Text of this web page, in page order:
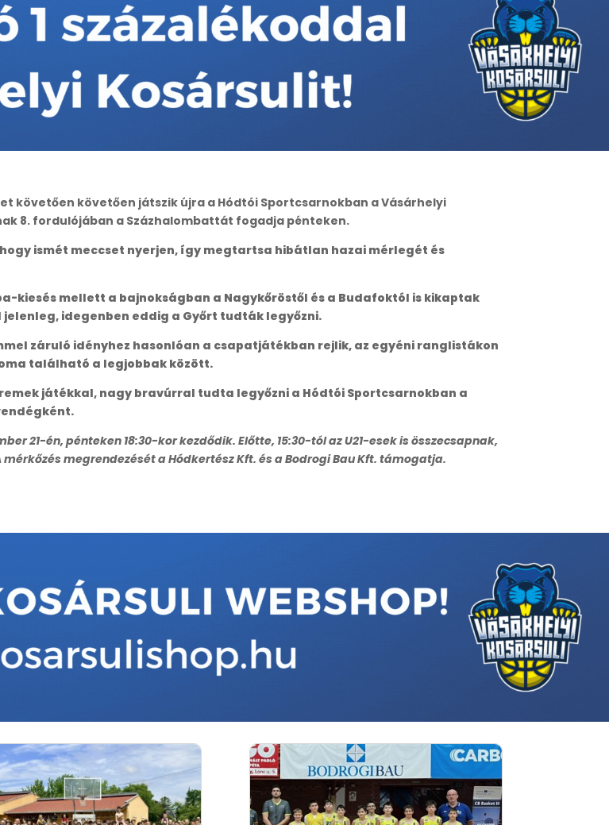
követően követően játszik újra a Hódtói Sportcsarnokban a Vásárhelyi
8. fordulójában a Százhalombattát fogadja pénteken.
ismét meccset nyerjen, így megtartsa hibátlan hazai mérlegét és
kiesés mellett a bajnokságban a Nagykőröstől és a Budafoktól is kikaptak
idegenben eddig a Győrt tudták legyőzni.
záruló idényhez hasonlóan a csapatjátékban rejlik, az egyéni ranglistákon
található a legjobbak között.
játékkal, nagy bravúrral tudta legyőzni a Hódtói Sportcsarnokban a
21-én, pénteken 18:30-kor kezdődik. Előtte, 15:30-tól az U21-esek is összecsapnak,
megrendezését a Hódkertész Kft. és a Bodrogi Bau Kft. támogatja.